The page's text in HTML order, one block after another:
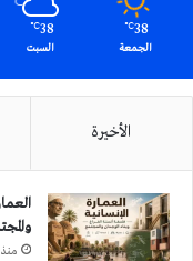
38
℃
الجمعة
38
℃
السبت
الأخيرة
منذ 7